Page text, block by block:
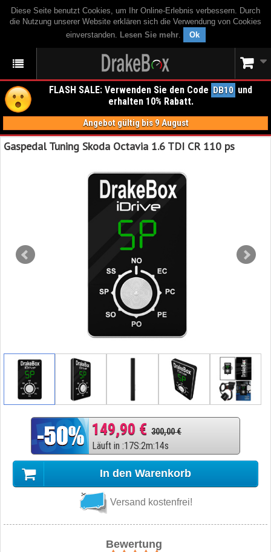
Diese Seite benutzt Cookies, um Ihr Online-Erlebnis verbessern. Durch
die Nutzung unserer Website erklären sich die Verwendung von Cookies
einverstanden. Lesen Sie mehr. Ok
FLASH SALE: Verwenden Sie den Code DB10 und
erhalten 10% Rabatt.
Angebot gültig bis 9 August
Gaspedal Tuning Skoda Octavia 1.6 TDI CR 110 ps
149,90 € 300,00 €
Läuft in :17S:2m:13s
In den Warenkorb
Versand kostenfrei!
Bewertung